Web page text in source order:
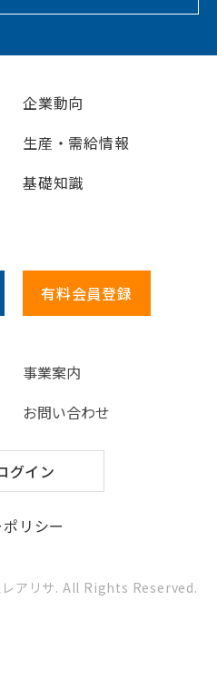
企業動向
生産・需給情報
基礎知識
有料会員登録
事業案内
お問い合わせ
グイン
リシー
レアリサ. All Rights Reserved.